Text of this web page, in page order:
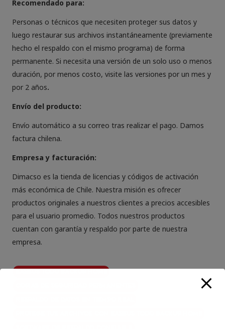
Recomendado para:
Personas o técnicos que necesiten proteger sus datos y
luego restaurar sus archivos instantáneamente (previamente
hecho el respaldo con el mismo programa) de forma
permanente. Si necesita una versión de un solo uso o menos
duración, por menos costo, visite las versiones por un mes y
por 2 años.
Envío del producto:
Envío automático a su correo tras realizar el pago. Damos
factura chilena.
Empresa y facturación:
Dimacso es la tienda de licencias y códigos de activación
más económica de Chile. Nuestra misión es ofrecer
productos originales a nuestros clientes a precios accesibles
para el usuario promedio. Todos nuestros productos
cuentan con garantía y respaldo por parte de nuestra
empresa.